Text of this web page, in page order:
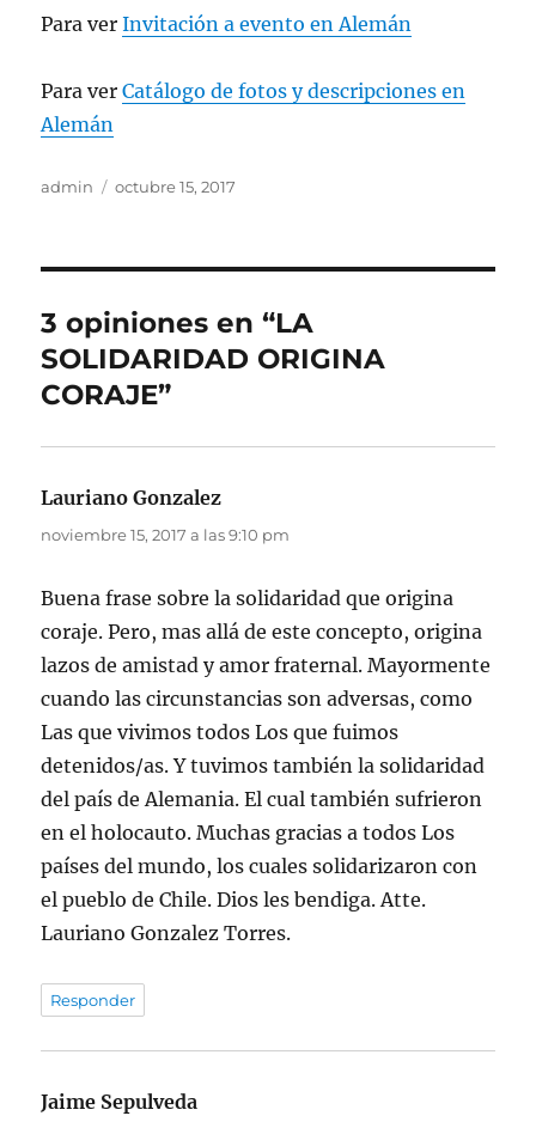
Para verInvitación a evento en Alemán
Para verCatálogo de fotos y descripciones en
Alemán
Autor
admin
Publicado
octubre 15, 2017
3 opiniones en “LA
SOLIDARIDAD ORIGINA
CORAJE”
Lauriano Gonzalez
noviembre 15, 2017 a las 9:10 pm
Buena frase sobre la solidaridad que origina
coraje. Pero, mas allá de este concepto, origina
lazos de amistad y amor fraternal. Mayormente
cuando las circunstancias son adversas, como
Las que vivimos todos Los que fuimos
detenidos/as. Y tuvimos también la solidaridad
del país de Alemania. El cual también sufrieron
en el holocauto. Muchas gracias a todos Los
países del mundo, los cuales solidarizaron con
el pueblo de Chile. Dios les bendiga. Atte.
Lauriano Gonzalez Torres.
Responder
Jaime Sepulveda